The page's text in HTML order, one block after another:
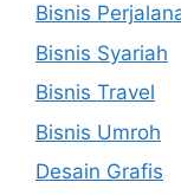
Bisnis
Bisnis Syariah
Bisnis Travel
Bisnis Umroh
Desain Grafis